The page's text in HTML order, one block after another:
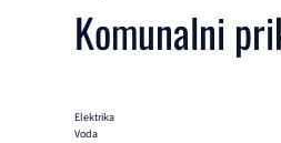
Komunalni
Elektrika
Voda